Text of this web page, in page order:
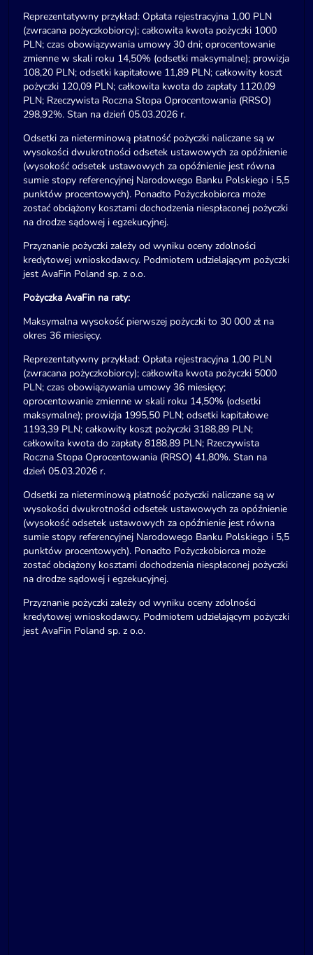
Reprezentatywny przykład: Opłata rejestracyjna 1,00 PLN
(zwracana pożyczkobiorcy); całkowita kwota pożyczki 1000
PLN; czas obowiązywania umowy 30 dni; oprocentowanie
zmienne w skali roku 14,50% (odsetki maksymalne); prowizja
108,20 PLN; odsetki kapitałowe 11,89 PLN; całkowity koszt
pożyczki 120,09 PLN; całkowita kwota do zapłaty 1120,09
PLN; Rzeczywista Roczna Stopa Oprocentowania (RRSO)
298,92%. Stan na dzień 05.03.2026 r.
Odsetki za nieterminową płatność pożyczki naliczane są w
wysokości dwukrotności odsetek ustawowych za opóźnienie
(wysokość odsetek ustawowych za opóźnienie jest równa
sumie stopy referencyjnej Narodowego Banku Polskiego i 5,5
punktów procentowych). Ponadto Pożyczkobiorca może
zostać obciążony kosztami dochodzenia niespłaconej pożyczki
na drodze sądowej i egzekucyjnej.
Przyznanie pożyczki zależy od wyniku oceny zdolności
kredytowej wnioskodawcy. Podmiotem udzielającym pożyczki
jest AvaFin Poland sp. z o.o.
Pożyczka AvaFin na raty:
Maksymalna wysokość pierwszej pożyczki to 30 000 zł na
okres 36 miesięcy.
Reprezentatywny przykład: Opłata rejestracyjna 1,00 PLN
(zwracana pożyczkobiorcy); całkowita kwota pożyczki 5000
PLN; czas obowiązywania umowy 36 miesięcy;
oprocentowanie zmienne w skali roku 14,50% (odsetki
maksymalne); prowizja 1995,50 PLN; odsetki kapitałowe
1193,39 PLN; całkowity koszt pożyczki 3188,89 PLN;
całkowita kwota do zapłaty 8188,89 PLN; Rzeczywista
Roczna Stopa Oprocentowania (RRSO) 41,80%. Stan na
dzień 05.03.2026 r.
Odsetki za nieterminową płatność pożyczki naliczane są w
wysokości dwukrotności odsetek ustawowych za opóźnienie
(wysokość odsetek ustawowych za opóźnienie jest równa
sumie stopy referencyjnej Narodowego Banku Polskiego i 5,5
punktów procentowych). Ponadto Pożyczkobiorca może
zostać obciążony kosztami dochodzenia niespłaconej pożyczki
na drodze sądowej i egzekucyjnej.
Przyznanie pożyczki zależy od wyniku oceny zdolności
kredytowej wnioskodawcy. Podmiotem udzielającym pożyczki
jest AvaFin Poland sp. z o.o.